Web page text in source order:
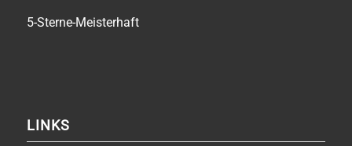
5-Sterne-Meisterhaft
LINKS